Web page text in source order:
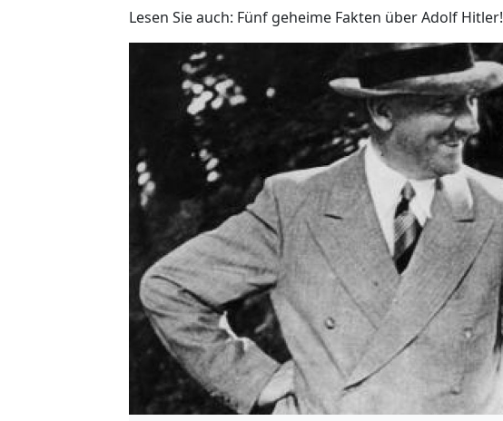
Lesen Sie auch: Fünf geheime Fakten über Adolf Hitler!